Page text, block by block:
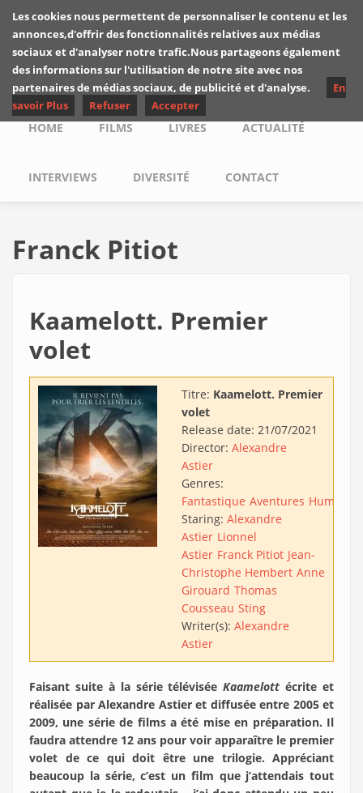
Skip to main content
Les critiques de
Yuyine
Main menu
HOME FILMS LIVRES ACTUALITÉ
INTERVIEWS DIVERSITÉ CONTACT
Franck Pitiot
Kaamelott. Premier
volet
Titre: Kaamelott. Premier
volet
Release date: 21/07/2021
Director: Alexandre
Astier
Genres:
Fantastique Aventures Humour
Staring: Alexandre
Astier Lionnel
Astier Franck Pitiot Jean-
Christophe Hembert Anne
Girouard Thomas
Cousseau Sting
Writer(s): Alexandre
Astier
Faisant suite à la série téléviséeKaamelott écrite et
réalisée par Alexandre Astier et diffusée entre 2005 et
2009, une série de films a été mise en préparation. Il
faudra attendre 12 ans pour voir apparaître le premier
volet de ce qui doit être une trilogie. Appréciant
beaucoup la série, c’est un film que j’attendais tout
Les cookies nous permettent de personnaliser le contenu et les
annonces,d'offrir des fonctionnalités relatives aux médias
sociaux et d'analyser notre trafic.Nous partageons également
des informations sur l'utilisation de notre site avec nos
partenaires de médias sociaux, de publicité et d'analyse.
En
savoir Plus
Refuser Accepter